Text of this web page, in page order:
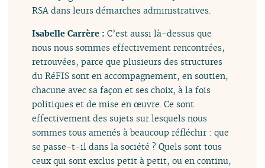
RSA dans leurs démarches administratives.
Isabelle Carrère :C’est aussi là-dessus que
nous nous sommes effectivement rencontrées,
retrouvées, parce que plusieurs des structures
du RéFIS sont en accompagnement, en soutien,
chacune avec sa façon et ses choix, à la fois
politiques et de mise en œuvre. Ce sont
effectivement des sujets sur lesquels nous
sommes tous amenés à beaucoup réfléchir : que
se passe-t-il dans la société ? Quels sont tous
ceux qui sont exclus petit à petit, ou en continu,